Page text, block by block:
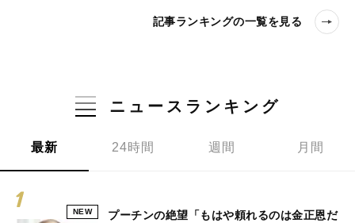
記事ランキングの一覧を見る
ニュースランキング
最新 24時間 週間 月間
NEW
プーチンの絶望「もはや頼れるのは金正恩だ